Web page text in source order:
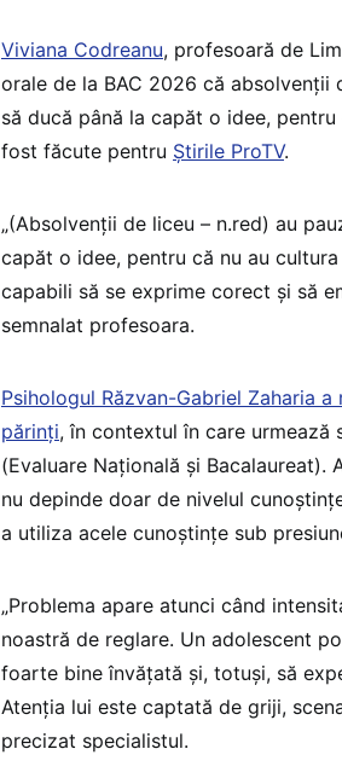
Viviana Codreanu, profesoară de
orale de la BAC 2026 că absolvenții
să ducă până la capăt o idee,
fost făcute pentru Știrile ProTV.
„(Absolvenții de liceu – n.red) au
capăt o idee, pentru că nu au
capabili să se exprime corect și să
semnalat profesoara.
Psihologul Răzvan-Gabriel Zaharia
părinți, în contextul în care urmează
(Evaluare Națională și
nu depinde doar de nivelul
a utiliza acele cunoștințe sub
„Problema apare atunci când
noastră de reglare. Un adolescent
foarte bine învățată și, totuși, să
Atenția lui este captată de griji,
precizat specialistul.